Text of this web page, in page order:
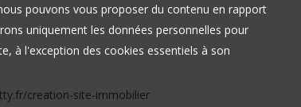
pouvons vous proposer du contenu en rapport
uniquement les données personnelles pour
à l'exception des cookies essentiels à son